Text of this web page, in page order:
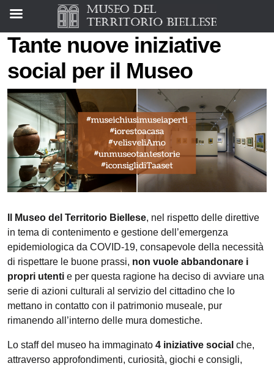
Tante nuove iniziative
social per il Museo
Il Museo del Territorio Biellese, nel rispetto delle direttive
in tema di contenimento e gestione dell’emergenza
epidemiologica da COVID-19, consapevole della necessità
di rispettare le buone prassi, non vuole abbandonare i
propri utenti e per questa ragione ha deciso di avviare una
serie di azioni culturali al servizio del cittadino che lo
mettano in contatto con il patrimonio museale, pur
rimanendo all’interno delle mura domestiche.
Lo staff del museo ha immaginato 4 iniziative social che,
attraverso approfondimenti, curiosità, giochi e consigli,